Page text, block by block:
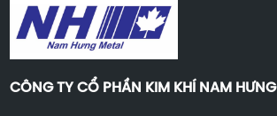
CÔNG TY CỔ PHẦN KIM KHÍ NAM HƯNG